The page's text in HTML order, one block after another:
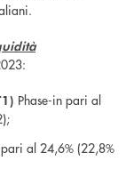
Phase-in pari al
pari al 24,6% (22,8%